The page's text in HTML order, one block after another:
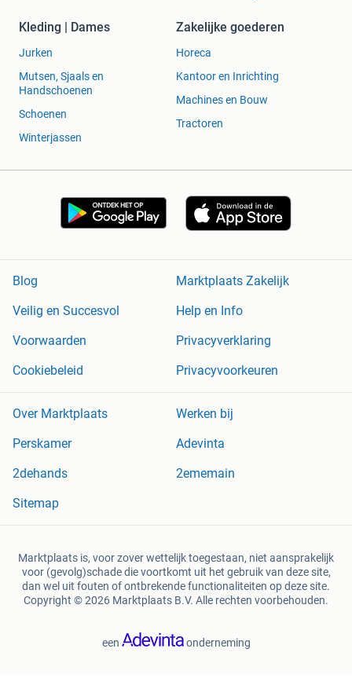
Kleding | Dames
Jurken
Mutsen, Sjaals en
Handschoenen
Schoenen
Winterjassen
Zakelijke goederen
Horeca
Kantoor en Inrichting
Machines en Bouw
Tractoren
Blog
Marktplaats Zakelijk
Veilig en Succesvol
Help en Info
Voorwaarden
Privacyverklaring
Cookiebeleid
Privacyvoorkeuren
Over Marktplaats
Werken bij
Perskamer
Adevinta
2dehands
2ememain
Sitemap
Marktplaats is, voor zover wettelijk toegestaan, niet aansprakelijk
voor (gevolg)schade die voortkomt uit het gebruik van deze site,
dan wel uit fouten of ontbrekende functionaliteiten op deze site.
Copyright © 2026 Marktplaats B.V. Alle rechten voorbehouden.
een onderneming